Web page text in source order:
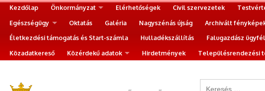
Kezdőlap Önkormányzat Elérhetőségek Civil szervezetek
Egészségügy
Oktatás Galéria Nagyszénás újság Archivált
Életkezdési támogatás és Start-számla
Hulladékszállítás Falugazdász
Közadatkereső
Közérdekű adatok Hirdetmények Településrendezési